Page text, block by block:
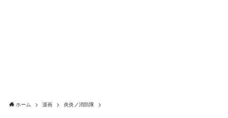
ホーム 漫画 炎炎ノ消防隊